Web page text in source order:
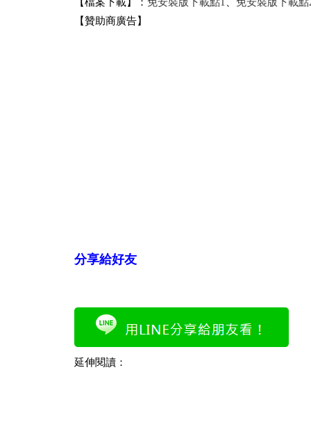
【檔案下載】： 免安裝版下載點1、 免安裝版下載點
【贊助商廣告】
分享給好友
延伸閱讀：